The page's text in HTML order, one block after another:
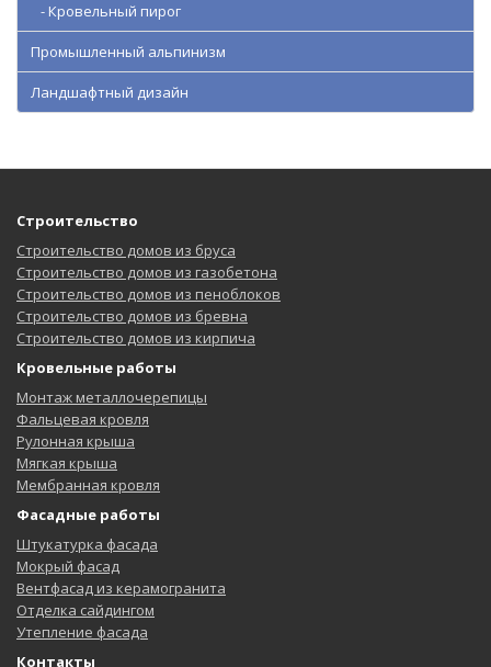
- Кровельный пирог
Промышленный альпинизм
Ландшафтный дизайн
Строительство
Строительство домов из бруса
Строительство домов из газобетона
Строительство домов из пеноблоков
Строительство домов из бревна
Строительство домов из кирпича
Кровельные работы
Монтаж металлочерепицы
Фальцевая кровля
Рулонная крыша
Мягкая крыша
Мембранная кровля
Фасадные работы
Штукатурка фасада
Мокрый фасад
Вентфасад из керамогранита
Отделка сайдингом
Утепление фасада
Контакты